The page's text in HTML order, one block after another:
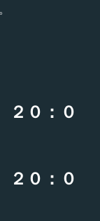
０：０
０：０